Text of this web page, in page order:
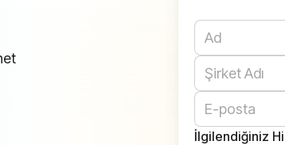
İlgilendiğiniz
Website